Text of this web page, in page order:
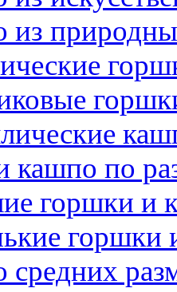
кашпо по
горшки и
горшки